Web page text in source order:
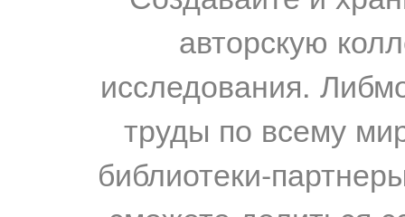
авторскую
исследования.
труды по всему
библиотеки-